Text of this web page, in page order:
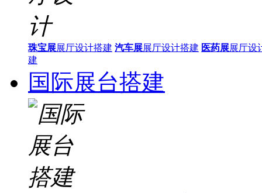
珠宝展展厅设计搭建 汽车展展厅设计搭建 医药展展厅设
建
国际展台搭建